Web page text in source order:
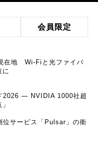
会員限定
在地 Wi-Fiと光ファイバ
に
2026 ― NVIDIA 1000社超
位サービス「Pulsar」の衛